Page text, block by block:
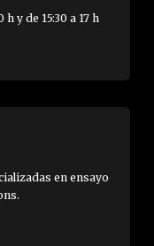
y de 15:30 a 17 h
en ensayo